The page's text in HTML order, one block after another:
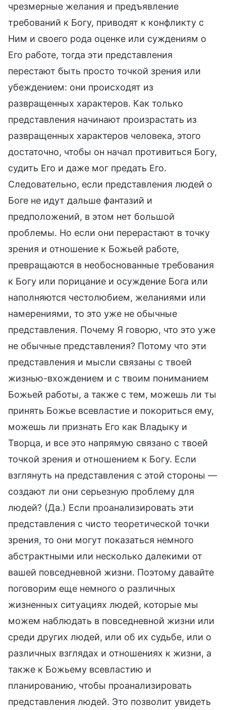
чрезмерные желания и предъявление
требований к Богу, приводят к конфликту с
Ним и своего рода оценке или суждениям о
Его работе, тогда эти представления
перестают быть просто точкой зрения или
убеждением: они происходят из
развращенных характеров. Как только
представления начинают произрастать из
развращенных характеров человека, этого
достаточно, чтобы он начал противиться Богу,
судить Его и даже мог предать Его.
Следовательно, если представления людей о
Боге не идут дальше фантазий и
предположений, в этом нет большой
проблемы. Но если они перерастают в точку
зрения и отношение к Божьей работе,
превращаются в необоснованные требования
к Богу или порицание и осуждение Бога или
наполняются честолюбием, желаниями или
намерениями, то это уже не обычные
представления. Почему Я говорю, что это уже
не обычные представления? Потому что эти
представления и мысли связаны с твоей
жизнью-вхождением и с твоим пониманием
Божьей работы, а также с тем, можешь ли ты
принять Божье всевластие и покориться ему,
можешь ли признать Его как Владыку и
Творца, и все это напрямую связано с твоей
точкой зрения и отношением к Богу. Если
взглянуть на представления с этой стороны —
создают ли они серьезную проблему для
людей? (Да.) Если проанализировать эти
представления с чисто теоретической точки
зрения, то они могут показаться немного
абстрактными или несколько далекими от
вашей повседневной жизни. Поэтому давайте
поговорим еще немного о различных
жизненных ситуациях людей, которые мы
можем наблюдать в повседневной жизни или
среди других людей, или об их судьбе, или о
различных взглядах и отношениях к жизни, а
также к Божьему всевластию и
планированию, чтобы проанализировать
представления людей. Это позволит увидеть